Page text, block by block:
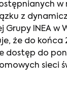
w
z
Grupy INEA w
że do końca
dostęp do
sieci